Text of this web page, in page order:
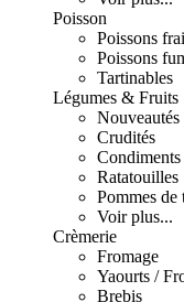
Poisson
Poissons
Poissons
Tartinables
Légumes & Fruits
Nouveautés
Crudités
Condiments
Ratatouilles
Pommes de
Voir plus...
Crèmerie
Fromage
Yaourts /
Brebis